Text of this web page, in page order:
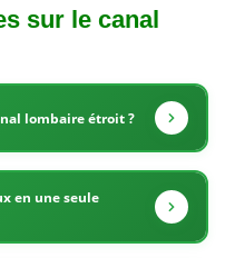
sur le canal
lombaire étroit ?
en une seule